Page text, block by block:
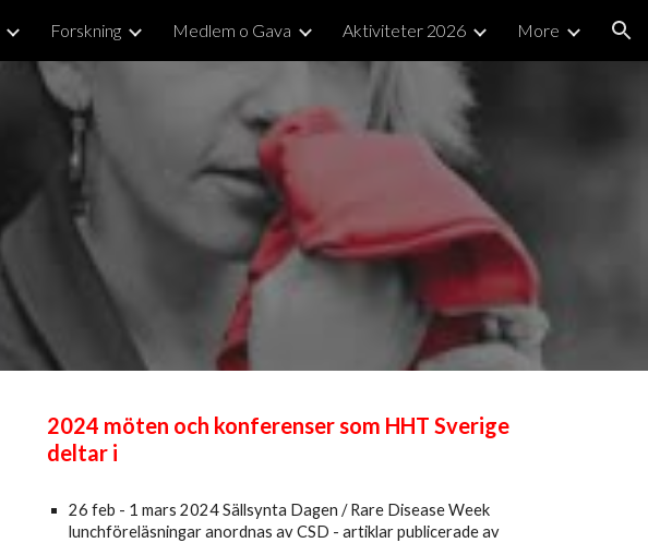
Skip to navigation
Forskning Medlem o Gava Aktiviteter 2026 More
2024 möten och konferenser som HHT Sverige
deltar i
26 feb - 1 mars 2024 Sällsynta Dagen / Rare Disease Week
lunchföreläsningaranordnas av CSD - artiklar publicerade av